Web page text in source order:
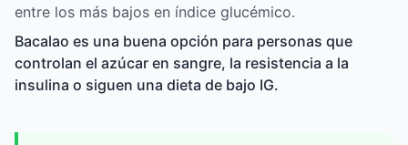
entre los más bajos en índice glucémico.
Bacalao es una buena opción para personas que
controlan el azúcar en sangre, la resistencia a la
insulina o siguen una dieta de bajo IG.